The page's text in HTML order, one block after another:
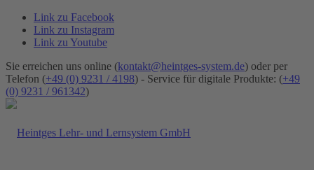
Link zu Facebook
Link zu Instagram
Link zu Youtube
Sie erreichen uns online (kontakt@heintges-system.de) oder per
Telefon (+49 (0) 9231 / 4198) - Service für digitale Produkte: (+49
(0) 9231 / 961342)